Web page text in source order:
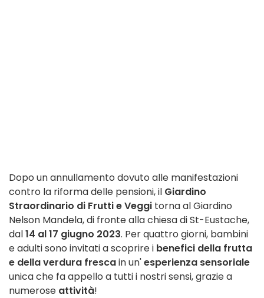
Dopo un annullamento dovuto alle manifestazioni
contro la riforma delle pensioni, il Giardino
Straordinario di Frutti e Veggi torna alGiardino
Nelson Mandela, di fronte alla chiesa di St-Eustache,
dal14 al 17 giugno 2023. Per quattro giorni, bambini
e adulti sono invitati a scoprire i benefici della frutta
e della verdura frescain un'esperienza sensoriale
unica che fa appello a tutti i nostri sensi, grazie a
numerose attività!